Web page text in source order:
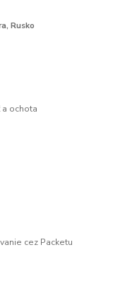
Rusko
ochota
cez Packetu